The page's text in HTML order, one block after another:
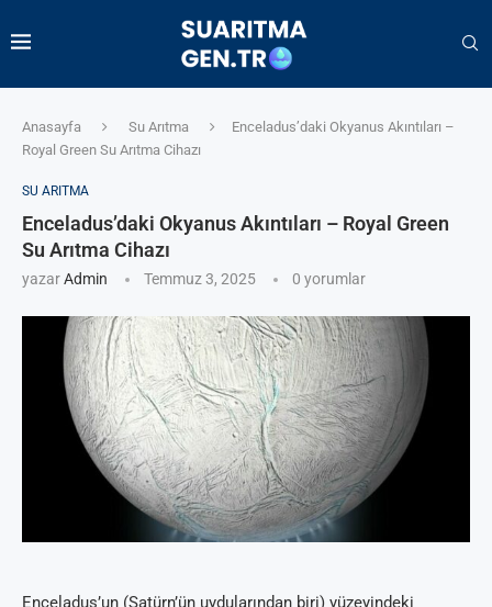
Anasayfa Su Arıtma
Enceladus’daki Okyanus Akıntıları –
Royal Green Su Arıtma Cihazı
SU ARITMA
Enceladus’daki Okyanus Akıntıları – Royal Green
Su Arıtma Cihazı
yazarAdmin Temmuz 3, 2025 0 yorumlar